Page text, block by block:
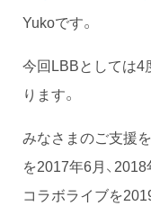
Yukoです。
今回LBBとしては4
ります。
みなさまのご支援
を2017年6月、
コラボライブを